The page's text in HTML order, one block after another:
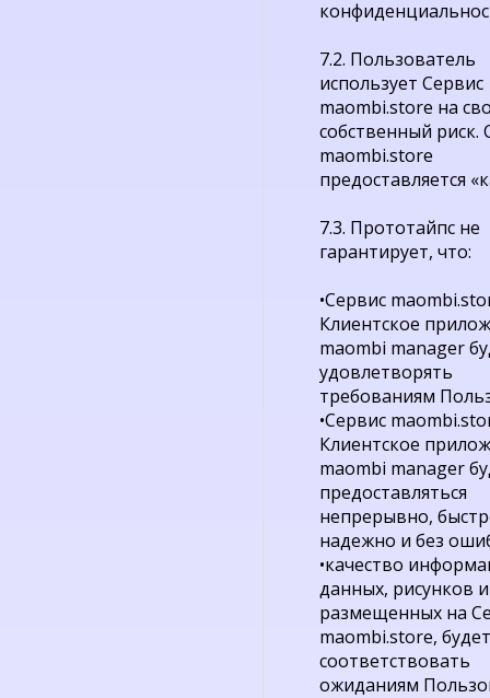
7.2. Пользователь
использует Сервис
maombi.store на
собственный риск.
maombi.store
предоставляется
7.3. Прототайпс не
гарантирует, что:
•Сервис
Клиентское
maombi manager
удовлетворять
требованиям
•Сервис
Клиентское
maombi manager
предоставляться
непрерывно,
надежно и без
•качество
данных, рисунков
размещенных на
maombi.store, будет
соответствовать
ожиданиям